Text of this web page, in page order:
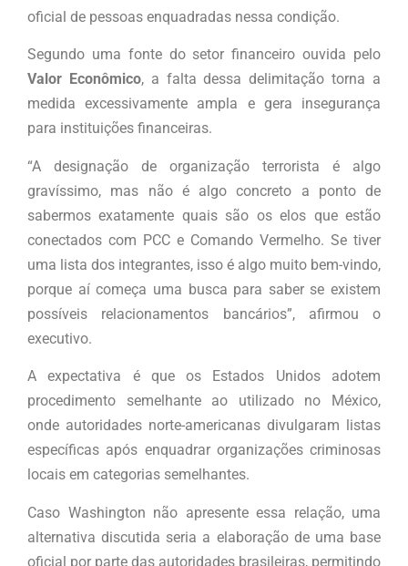
oficial de pessoas enquadradas nessa condição.
Segundo uma fonte do setor financeiro ouvida pelo
Valor Econômico, a falta dessa delimitação torna a
medida excessivamente ampla e gera insegurança
para instituições financeiras.
“A designação de organização terrorista é algo
gravíssimo, mas não é algo concreto a ponto de
sabermos exatamente quais são os elos que estão
conectados com PCC e Comando Vermelho. Se tiver
uma lista dos integrantes, isso é algo muito bem-vindo,
porque aí começa uma busca para saber se existem
possíveis relacionamentos bancários”, afirmou o
executivo.
A expectativa é que os Estados Unidos adotem
procedimento semelhante ao utilizado no México,
onde autoridades norte-americanas divulgaram listas
específicas após enquadrar organizações criminosas
locais em categorias semelhantes.
Caso Washington não apresente essa relação, uma
alternativa discutida seria a elaboração de uma base
oficial por parte das autoridades brasileiras, permitindo